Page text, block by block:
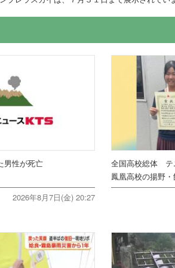
男性が死亡
2026年8月7日(金) 20:27
全国高校総体 テ
鳳凰高校の揚野